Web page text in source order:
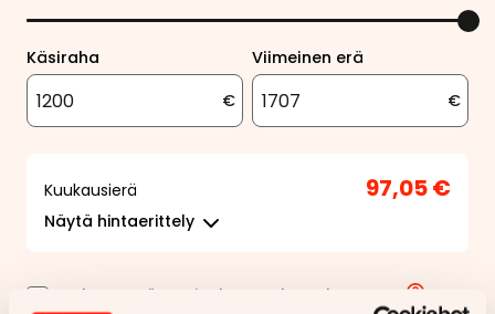
Käsiraha
€
Viimeinen erä
€
Kuukausierä 97,05 €
Näytä hintaerittely
Haluan myös tarjouksen vakuutuksesta